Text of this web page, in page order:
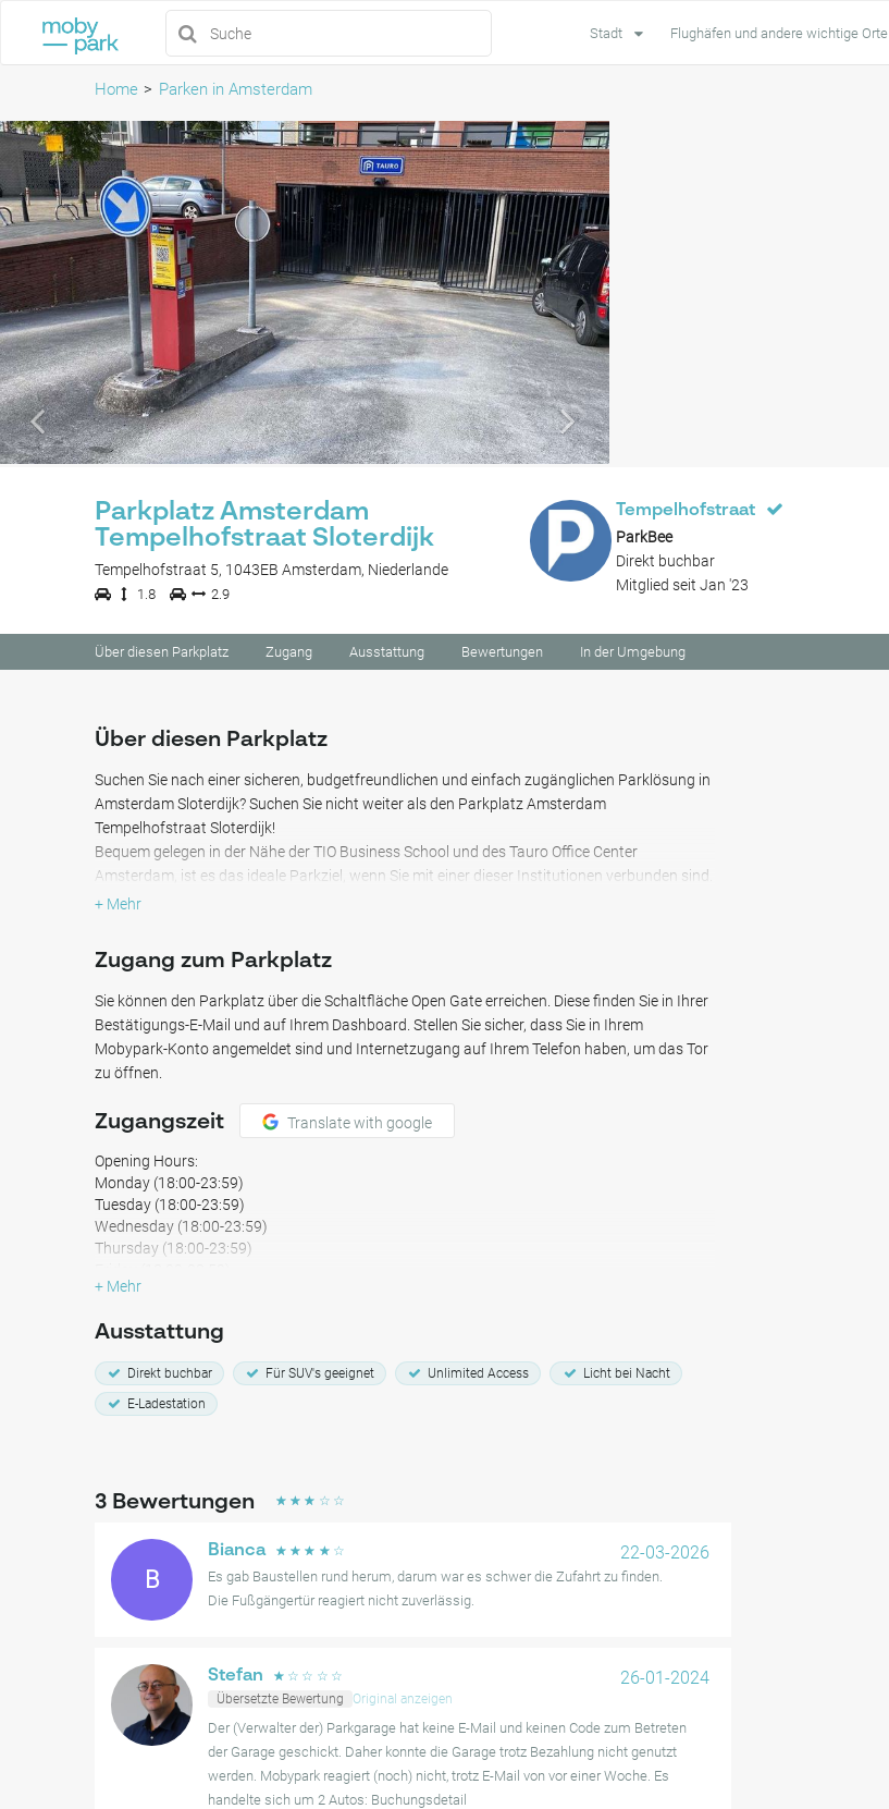
Stadt Flughäfen und andere wichtige Orte
Home Parken in Amsterdam
Parkplatz Amsterdam
Tempelhofstraat Sloterdijk
Tempelhofstraat 5, 1043EB Amsterdam, Niederlande
1.8 2.9
Tempelhofstraat
ParkBee
Direkt buchbar
Mitglied seit Jan '23
Über diesen Parkplatz Zugang Ausstattung Bewertungen In der Umgebung
Über diesen Parkplatz
Suchen Sie nach einer sicheren, budgetfreundlichen und einfach zugänglichen Parklösung in
Amsterdam Sloterdijk? Suchen Sie nicht weiter als den Parkplatz Amsterdam
Tempelhofstraat Sloterdijk!
Bequem gelegen in der Nähe der TIO Business School und des Tauro Office Center
Amsterdam, ist es das ideale Parkziel, wenn Sie mit einer dieser Institutionen verbunden sind.
Falls Sie jedoch Amsterdam erkunden oder der Stadt entfliehen möchten, befindet sich die
Zug- und Busverbindungen haben.
Erleben Sie das pulsierende Angebot von Amsterdam-West ohne jeglichen Aufwand. Sichern
Sie sich noch heute Ihren Parkplatz in der Parkgarage Amsterdam Tempelhofstraat
Sloterdijk!
+ Mehr
Zugang zum Parkplatz
Sie können den Parkplatz über die Schaltfläche Open Gate erreichen. Diese finden Sie in Ihrer
Bestätigungs-E-Mail und auf Ihrem Dashboard. Stellen Sie sicher, dass Sie in Ihrem
Mobypark-Konto angemeldet sind und Internetzugang auf Ihrem Telefon haben, um das Tor
zu öffnen.
Zugangszeit Translate with google
Opening Hours:
Monday (18:00-23:59)
Tuesday (18:00-23:59)
Wednesday (18:00-23:59)
Thursday (18:00-23:59)
Saturday (24 Hours)
+ Mehr
Ausstattung
Direkt buchbar Für SUV's geeignet Unlimited Access
Licht bei Nacht
E-Ladestation
3 Bewertungen ☆ ☆ ☆ ☆ ☆
B
Bianca ☆ ☆ ☆ ☆ ☆
Es gab Baustellen rund herum, darum war es schwer die Zufahrt zu finden.
Die Fußgängertür reagiert nicht zuverlässig.
22-03-2026
Stefan ☆ ☆ ☆ ☆ ☆
Übersetzte Bewertung
Original anzeigen
Der (Verwalter der) Parkgarage hat keine E-Mail und keinen Code zum Betreten
der Garage geschickt. Daher konnte die Garage trotz Bezahlung nicht genutzt
werden. Mobypark reagiert (noch) nicht, trotz E-Mail von vor einer Woche. Es
handelte sich um 2 Autos: Buchungsdetail
26-01-2024